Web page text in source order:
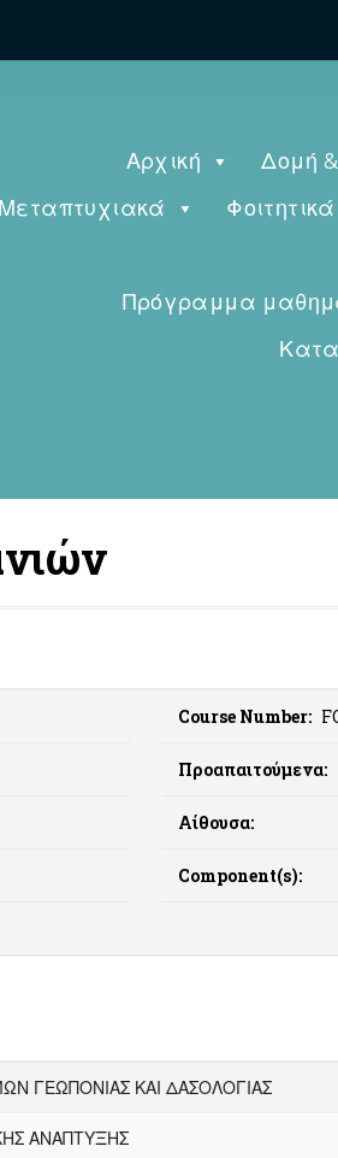
Αρχική Δομή
Μεταπτυχιακά
Φοιτητικά
Πρόγραμμα
Course Number:
Προαπαιτούμενα:
Αίθουσα:
Component(s):
ΓΕΩΠΟΝΙΑΣ ΚΑΙ ΔΑΣΟΛΟΓΙΑΣ
ΑΝΑΠΤΥΞΗΣ